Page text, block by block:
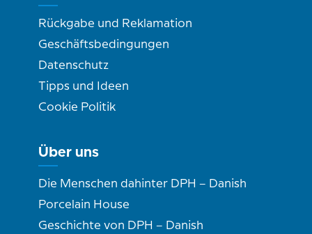
Rückgabe und Reklamation
Geschäftsbedingungen
Datenschutz
Tipps und Ideen
Cookie Politik
Über uns
Die Menschen dahinter DPH – Danish
Porcelain House
Geschichte von DPH – Danish